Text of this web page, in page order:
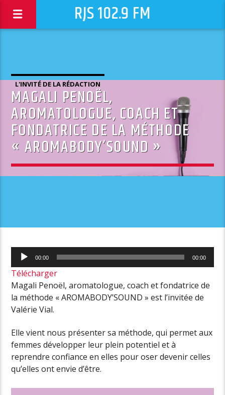
RJS 102.9 FM
L'INVITÉ DE LA RÉDACTION
MAGALI PENOËL,
AROMATOLOGUE, COACH ET
FONDATRICE DE LA MÉTHODE
« AROMABODY’SOUND »
Lecteur
audio
00:00 00:00
Télécharger
Magali Penoël, aromatologue, coach et fondatrice de
la méthode « AROMABODY’SOUND » est l’invitée de
Valérie Vial.
Elle vient nous présenter sa méthode, qui permet aux
femmes développer leur plein potentiel et à
reprendre confiance en elles pour oser devenir celles
qu’elles ont envie d’être.